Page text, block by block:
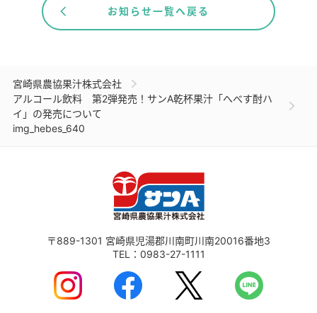
お知らせ一覧へ戻る
宮崎県農協果汁株式会社
アルコール飲料 第2弾発売！サンA乾杯果汁「へべす酎ハ
イ」の発売について
img_hebes_640
〒889-1301 宮崎県児湯郡川南町川南20016番地3
TEL： 0983-27-1111